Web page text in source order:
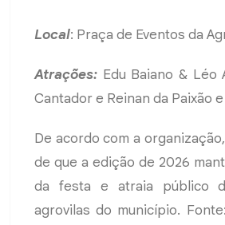
Local: Praça de Eventos da
Atrações: Edu Baiano & Léo
Cantador e Reinan da Paixão
De acordo com a
de que a edição de 2026
da festa e atraia público
agrovilas do município.